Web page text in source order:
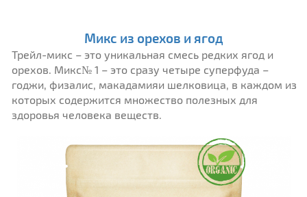
Микс из орехов и ягод
Трейл-микс – это уникальная смесь редких ягод и
орехов. Микс№ 1 – это сразу четыре суперфуда –
годжи, физалис, макадамияи шелковица, в каждом из
которых содержится множество полезных для
здоровья человека веществ.